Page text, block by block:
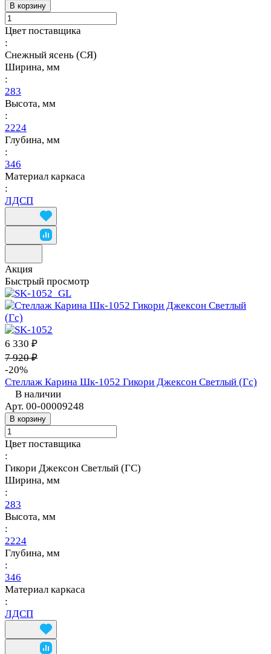
В корзину
Цвет поставщика
:
Снежный ясень (СЯ)
Ширина, мм
:
283
Высота, мм
:
2224
Глубина, мм
:
346
Материал каркаса
:
ЛДСП
Акция
Быстрый просмотр
6 330 ₽
7 920 ₽
-20%
Стеллаж Карина Шк-1052 Гикори Джексон Светлый (Гс)
В наличии
Арт. 00-00009248
В корзину
Цвет поставщика
:
Гикори Джексон Светлый (ГС)
Ширина, мм
:
283
Высота, мм
:
2224
Глубина, мм
:
346
Материал каркаса
:
ЛДСП